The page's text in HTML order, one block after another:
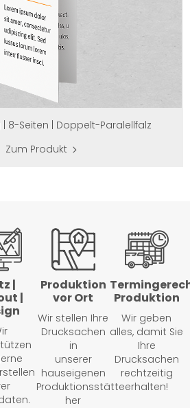
| 8-Seiten | Doppelt-Paralellfalz
Zum Produkt
|
|
Produktion
vor Ort
Wir stellen Ihre
Drucksachen
in
unserer
hauseigenen
Produktionsstätte
her
Produktion
Wir geben
alles, damit Sie
Ihre
Drucksachen
rechtzeitig
erhalten!